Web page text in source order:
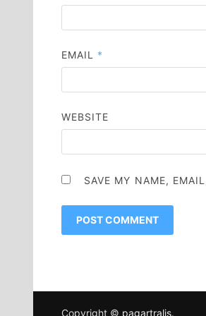
EMAIL *
WEBSITE
SAVE MY NAME,
Copyright © pagartralis.